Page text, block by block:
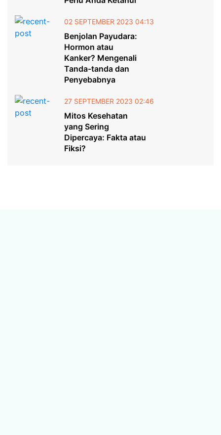
02 SEPTEMBER 2023 04:13
Benjolan Payudara:
Hormon atau
Kanker? Mengenali
Tanda-tanda dan
Penyebabnya
27 SEPTEMBER 2023 02:46
Mitos Kesehatan
yang Sering
Dipercaya: Fakta atau
Fiksi?